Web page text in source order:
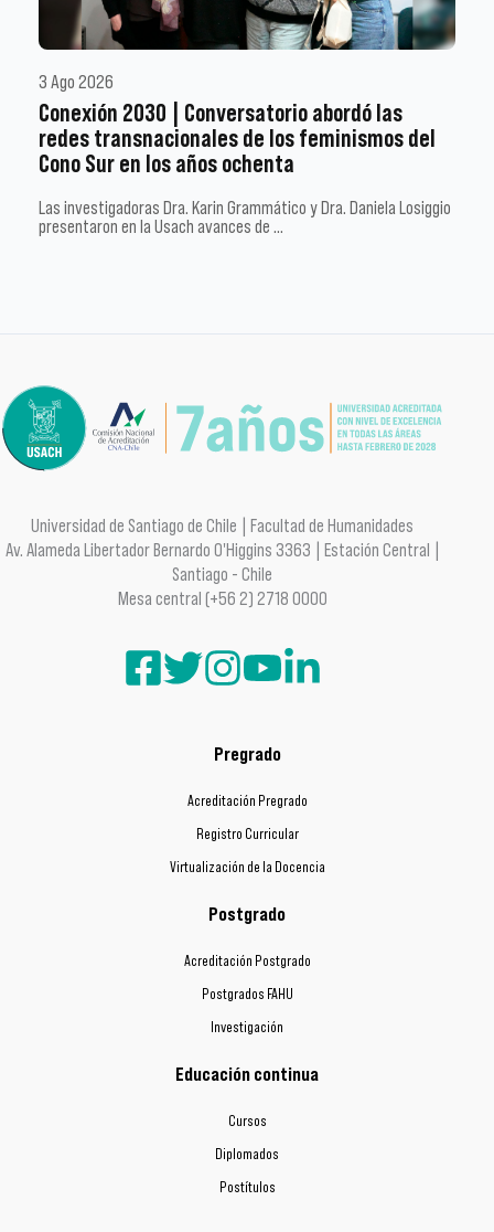
3 Ago 2026
Conexión 2030 | Conversatorio abordó las
redes transnacionales de los feminismos del
Cono Sur en los años ochenta
Las investigadoras Dra. Karin Grammático y Dra. Daniela Losiggio
presentaron en la Usach avances de …
Universidad de Santiago de Chile | Facultad de Humanidades
Av. Alameda Libertador Bernardo O'Higgins 3363 | Estación Central |
Santiago - Chile
Mesa central (+56 2) 2718 0000
Pregrado
Acreditación Pregrado
Registro Curricular
Virtualización de la Docencia
Postgrado
Acreditación Postgrado
Postgrados FAHU
Investigación
Educación continua
Cursos
Diplomados
Postítulos